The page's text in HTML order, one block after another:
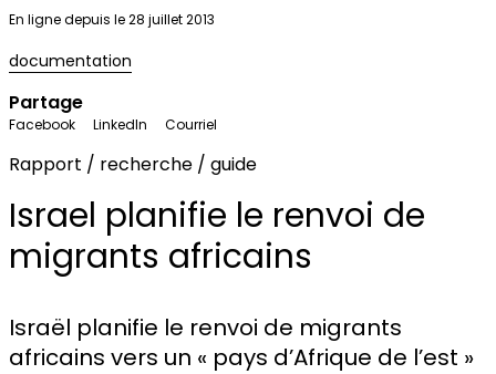
En ligne depuis le 28 juillet 2013
documentation
Partage
Facebook LinkedIn Courriel
Rapport / recherche / guide
Israel planifie le renvoi de
migrants africains
Israël planifie le renvoi de migrants
africains vers un « pays d’Afrique de l’est »